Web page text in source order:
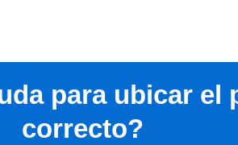
para ubicar el
correcto?